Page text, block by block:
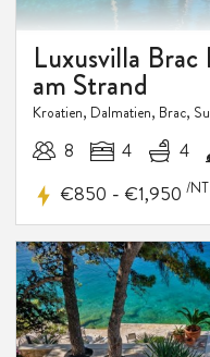
Luxusvilla Brac
am Strand
Kroatien, Dalmatien, Brac,
8 4 4
€850 - €1,950 /NT